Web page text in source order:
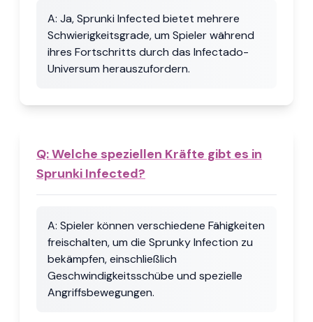
A: Ja, Sprunki Infected bietet mehrere
Schwierigkeitsgrade, um Spieler während
ihres Fortschritts durch das Infectado-
Universum herauszufordern.
Q:Welche speziellen Kräfte gibt es in
Sprunki Infected?
A: Spieler können verschiedene Fähigkeiten
freischalten, um die Sprunky Infection zu
bekämpfen, einschließlich
Geschwindigkeitsschübe und spezielle
Angriffsbewegungen.